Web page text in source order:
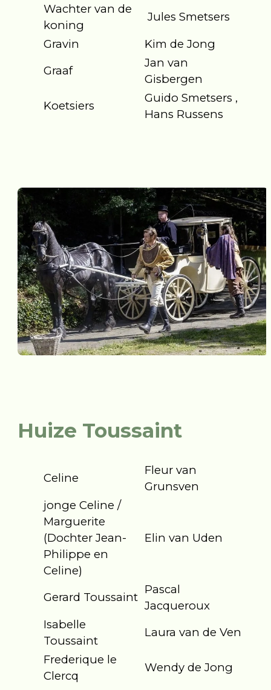
Wachter van de
koning
Jules Smetsers
Gravin
Kim de Jong
Graaf
Jan van
Gisbergen
Koetsiers
Guido Smetsers ,
Hans Russens
Huize Toussaint
Celine
Fleur van
Grunsven
jonge Celine /
Marguerite
(Dochter Jean-
Philippe en
Celine)
Elin van Uden
Gerard Toussaint
Pascal
Jacqueroux
Isabelle
Toussaint
Laura van de Ven
Frederique le
Clercq
Wendy de Jong